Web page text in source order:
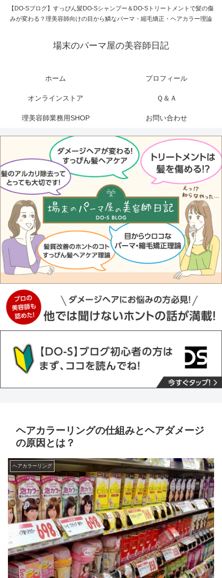
【DO-Sブログ】すっぴん髪DO-Sシャンプー＆DO-Sトリートメントで髪の傷
みが変わる？理美容師向けの目から鱗なパーマ・縮毛矯正・ヘアカラー理論
場末のパーマ屋の美容師日記
ホーム プロフィール
オンラインストア Ｑ＆Ａ
理美容師業務用SHOP お問い合わせ
ヘアカラーリングの仕組みとヘアダメージ
の原因とは？
ヘアカラーリング